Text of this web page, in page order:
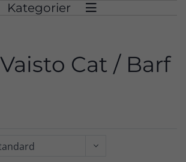
Kategorier 
Cat / Barf